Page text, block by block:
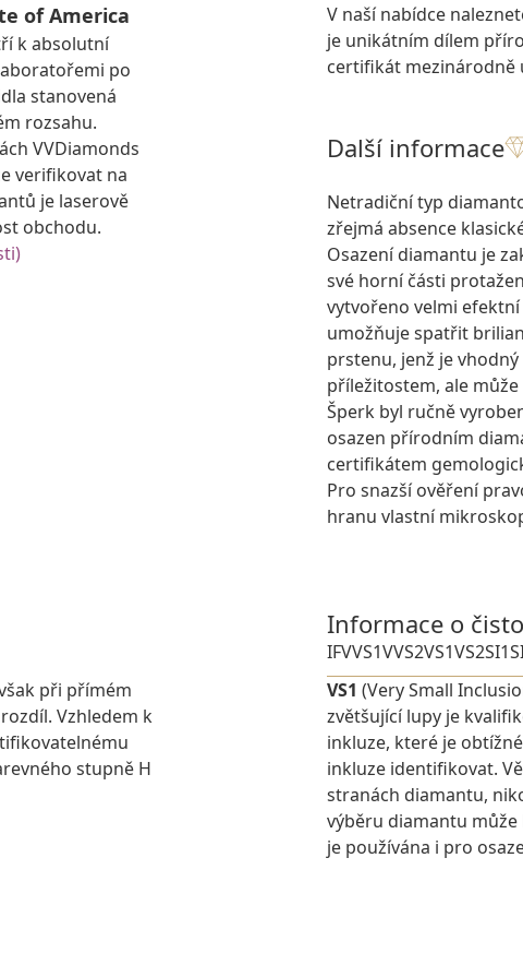
of America
k absolutní
po
stanovená
rozsahu.
VVDiamonds
verifikovat na
je laserově
obchodu.
V naší nabídce
je unikátním dílem
certifikát mezinárodně
Další informace
Netradiční typ
zřejmá absence
Osazení diamantu je
své horní části
vytvořeno velmi
umožňuje spatřit
prstenu, jenž je
příležitostem, ale
Šperk byl ručně
osazen přírodním
certifikátem
Pro snazší ověření
hranu vlastní
při přímém
Vzhledem k
stupně H
Informace o
IFVVS1VVS2VS1VS2SI1
VS1 (Very Small
zvětšující lupy je
inkluze, které je
inkluze identifikovat.
stranách diamantu,
výběru diamantu může
je používána i pro